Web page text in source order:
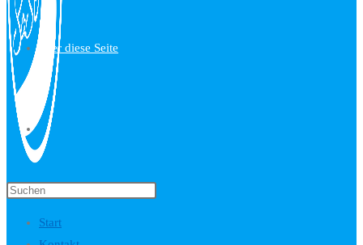
über diese Seite
Start